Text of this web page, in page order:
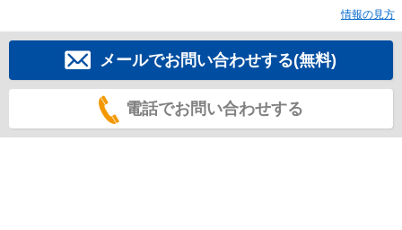
情報の見方
メールでお問い合わせする(無料)
電話でお問い合わせする